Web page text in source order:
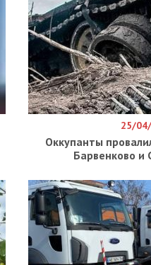
25/
Оккупанты
Барвенково и